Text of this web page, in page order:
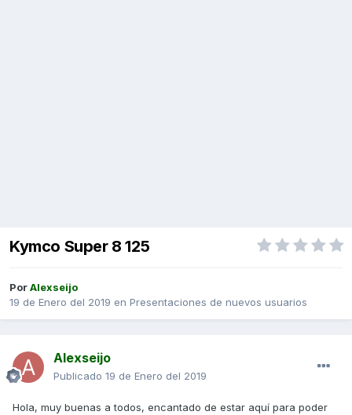
Kymco Super 8 125
PorAlexseijo
19 de Enero del 2019 en Presentaciones de nuevos usuarios
Alexseijo
Publicado 19 de Enero del 2019
Hola, muy buenas a todos, encantado de estar aquí para poder